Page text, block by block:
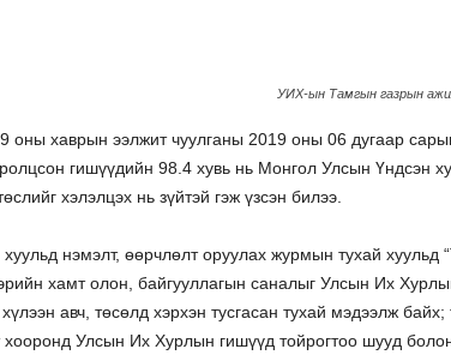
УИХ-ын Тамгын газрын
оны хаврын ээлжит чуулганы 2019 оны 06 дугаар
гишүүдийн 98.4 хувь нь Монгол Улсын Үндсэн
хэлэлцэх нь зүйтэй гэж үзсэн билээ.
нэмэлт, өөрчлөлт оруулах журмын тухай хуульд
хамт олон, байгууллагын саналыг Улсын Их
авч, төсөлд хэрхэн тусгасан тухай мэдээлж байх;
хооронд Улсын Их Хурлын гишүүд тойрогтоо шууд